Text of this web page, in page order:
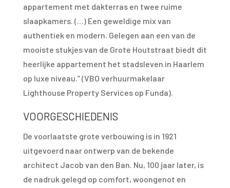
appartement met dakterras en twee ruime
slaapkamers. (…) Een geweldige mix van
authentiek en modern. Gelegen aan een van de
mooiste stukjes van de Grote Houtstraat biedt dit
heerlijke appartement het stadsleven in Haarlem
op luxe niveau.” (VBO verhuurmakelaar
Lighthouse Property Services op Funda).
VOORGESCHIEDENIS
De voorlaatste grote verbouwing is in 1921
uitgevoerd naar ontwerp van de bekende
architect Jacob van den Ban. Nu, 100 jaar later, is
de nadruk gelegd op comfort, woongenot en